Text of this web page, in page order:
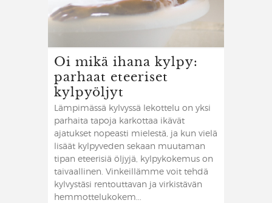
Oi mikä ihana kylpy:
parhaat eteeriset
kylpyöljyt
Lämpimässä kylvyssä lekottelu on yksi
parhaita tapoja karkottaa ikävät
ajatukset nopeasti mielestä, ja kun vielä
lisäät kylpyveden sekaan muutaman
tipan eteerisiä öljyjä, kylpykokemus on
taivaallinen. Vinkeillämme voit tehdä
kylvystäsi rentouttavan ja virkistävän
hemmottelukokem...